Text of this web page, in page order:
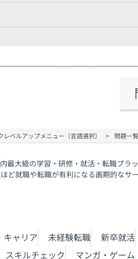
レベルアップメニュー（言語選択） 問題一覧
最大級の学習・研修・就活・転職プラ
ど就職や転職が有利になる画期的なサ
キャリア 未経験転職
新卒就活
スキルチェック
マンガ・ゲーム